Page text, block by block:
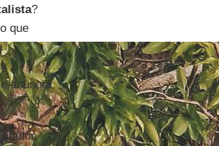
?
que
anuncia